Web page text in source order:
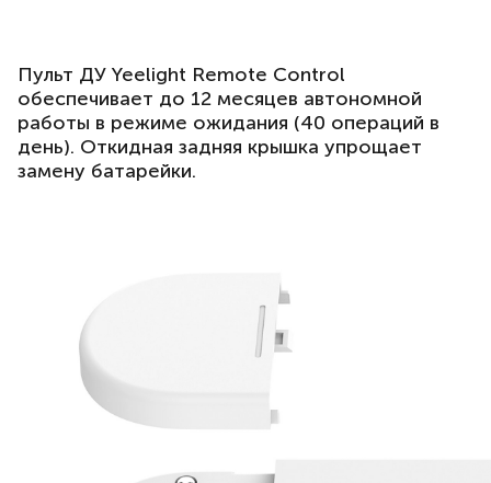
Пульт ДУ Yeelight Remote Control
обеспечивает до 12 месяцев автономной
работы в режиме ожидания (40 операций в
день). Откидная задняя крышка упрощает
замену батарейки.